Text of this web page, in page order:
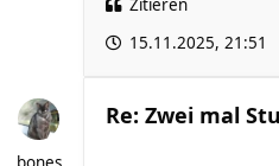
Zitieren
15.11.2025, 21:51
Re: Zwei mal